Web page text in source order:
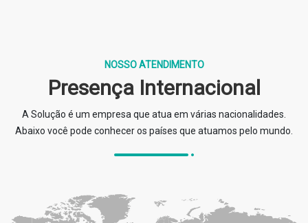
NOSSO ATENDIMENTO
Presença Internacional
A Solução é um empresa que atua em várias nacionalidades.
Abaixo você pode conhecer os países que atuamos pelo mundo.